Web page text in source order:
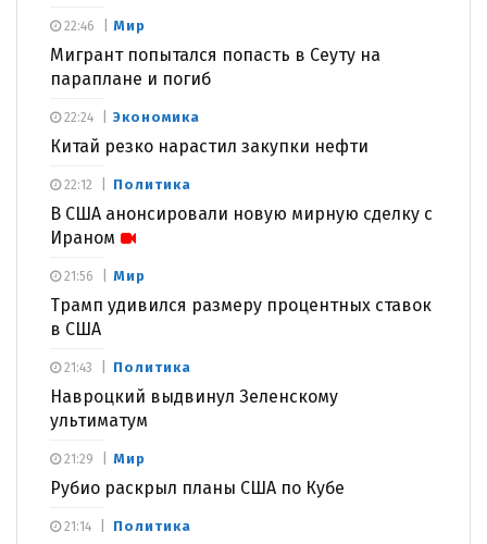
Мир
Мигрант попытался попасть в Сеуту на
параплане и погиб
22:46
Экономика
Китай резко нарастил закупки нефти
22:24
Политика
В США анонсировали новую мирную сделку с
Ираном
22:12
Мир
Трамп удивился размеру процентных ставок
в США
21:56
Политика
Навроцкий выдвинул Зеленскому
ультиматум
21:43
Мир
Рубио раскрыл планы США по Кубе
21:29
Политика
21:14